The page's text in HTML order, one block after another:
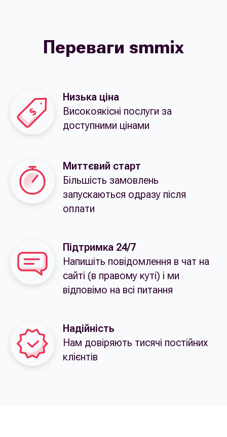
Переваги smmix
Низька ціна
Високоякісні послуги за
доступними цінами
Миттєвий старт
Більшість замовлень
запускаються одразу після
оплати
Підтримка 24/7
Напишіть повідомлення в чат на
сайті (в правому куті) і ми
відповімо на всі питання
Надійність
Нам довіряють тисячі постійних
клієнтів